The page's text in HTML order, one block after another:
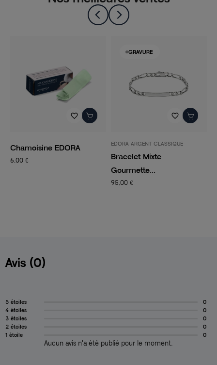
favorite_border
Chamoisine EDORA
6,00 €
GRAVURE
favorite_border
EDORA ARGENT CLASSIQUE
Bracelet Mixte
Gourmette...
95,00 €
Avis (0)
5 étoiles
0
4 étoiles
0
3 étoiles
0
2 étoiles
0
1 étoile
0
Aucun avis n'a été publié pour le moment.